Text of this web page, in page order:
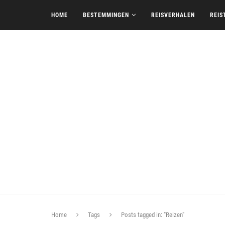
HOME BESTEMMINGEN REISVERHALEN
Home Tags Posts tagged in: "Reizen"